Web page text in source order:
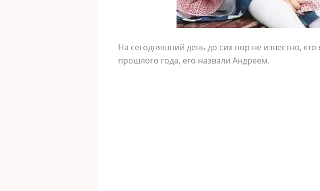
На сегодняшний день до сих пор не известно,
прошлого года, его назвали Андреем.